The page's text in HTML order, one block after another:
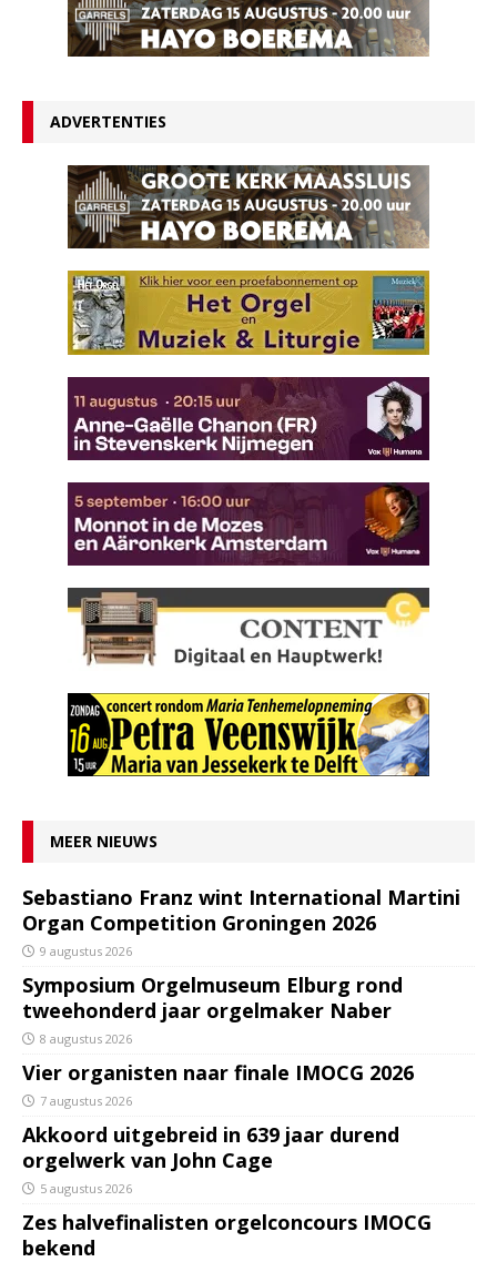
ADVERTENTIES
MEER NIEUWS
Sebastiano Franz wint International Martini
Organ Competition Groningen 2026
9 augustus 2026
Symposium Orgelmuseum Elburg rond
tweehonderd jaar orgelmaker Naber
8 augustus 2026
Vier organisten naar finale IMOCG 2026
7 augustus 2026
Akkoord uitgebreid in 639 jaar durend
orgelwerk van John Cage
5 augustus 2026
Zes halvefinalisten orgelconcours IMOCG
bekend